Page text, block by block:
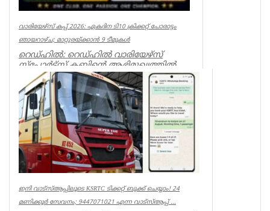
വാരിയേഴ്സ് കപ്പ് 2026: ഏകദിന ടി10 ക്രിക്കറ്റ് പോരാട്ടം
ഞായറാഴ്ച; മാറ്റുരയ്ക്കാൻ 9 ടീമുകൾ
റെഡ്ഹിൽ: റെഡ്ഹിൽ വാരിയേഴ്സ്
സ്പോർട്സ് ക്ലബ്ബിന്റെ ആഭിമുഖ്യത്തിൽ
സംഘടിപ്പിക്കുന്ന ‘വാരിയേഴ്സ് കപ...
Associations
ഇനി വാട്‌സ്ആപ്പിലൂടെ KSRTC ടിക്കറ്റ് ബുക്ക് ചെയ്യാം! 24
മണിക്കൂർ സേവനം; 9447071021 എന്ന വാട്സ്ആപ്പ് ...